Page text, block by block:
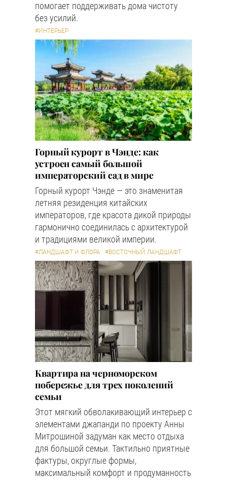
помогает поддерживать дома чистоту
без усилий.
#ИНТЕРЬЕР
Горный курорт в Чэнде: как
устроен самый большой
императорский сад в мире
Горный курорт Чэнде — это знаменитая
летняя резиденция китайских
императоров, где красота дикой природы
гармонично соединилась с архитектурой
и традициями великой империи.
#ЛАНДШАФТ И ФЛОРА #ВОСТОЧНЫЙ ЛАНДШАФТ
Квартира на черноморском
побережье для трех поколений
семьи
Этот мягкий обволакивающий интерьер с
элементами джапанди по проекту Анны
Митрошиной задуман как место отдыха
для большой семьи. Тактильно приятные
фактуры, округлые формы,
максимальный комфорт и продуманность